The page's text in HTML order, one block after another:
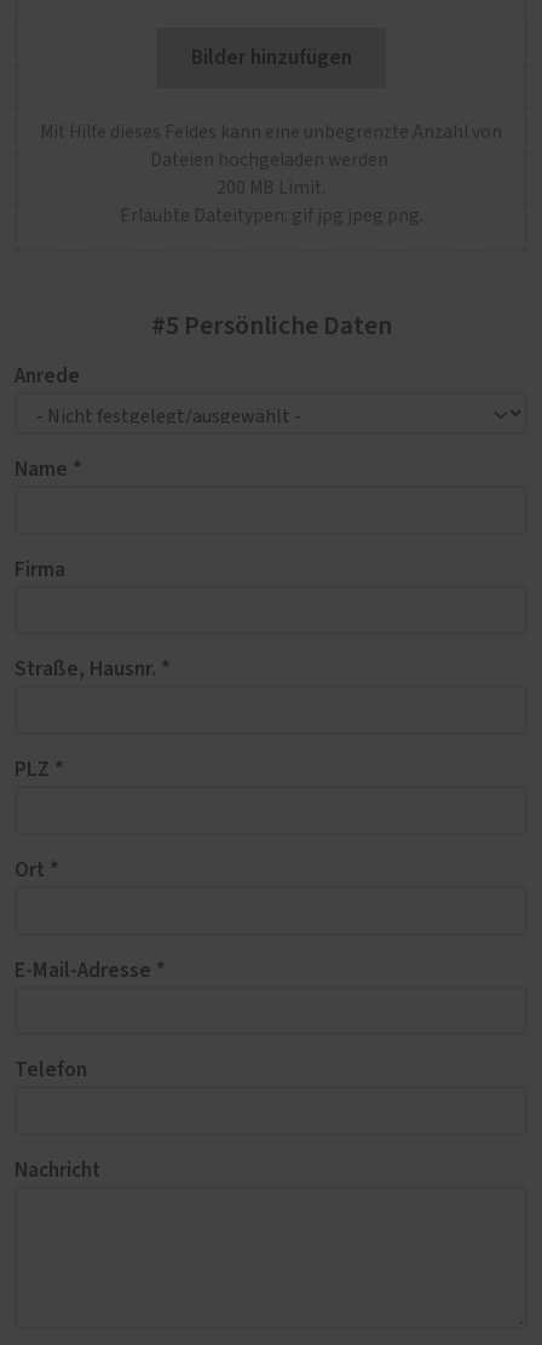
Bilder hinzufügen
Mit Hilfe dieses Feldes kann eine unbegrenzte Anzahl von
Dateien hochgeladen werden.
200 MB Limit.
Erlaubte Dateitypen: gif jpg jpeg png.
#5 Persönliche Daten
Anrede
Name *
Firma
Straße, Hausnr. *
PLZ *
Ort *
E-Mail-Adresse *
Telefon
Nachricht